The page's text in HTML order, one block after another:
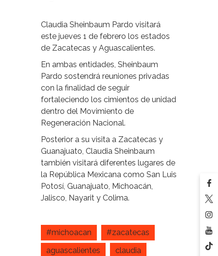
Claudia Sheinbaum Pardo visitará
este jueves 1 de febrero los estados
de Zacatecas y Aguascalientes.
En ambas entidades, Sheinbaum
Pardo sostendrá reuniones privadas
con la finalidad de seguir
fortaleciendo los cimientos de unidad
dentro del Movimiento de
Regeneración Nacional.
Posterior a su visita a Zacatecas y
Guanajuato, Claudia Sheinbaum
también visitará diferentes lugares de
la República Mexicana como San Luis
Potosí, Guanajuato, Michoacán,
Jalisco, Nayarit y Colima.
#michoacan
#zacatecas
aguascalientes
claudia